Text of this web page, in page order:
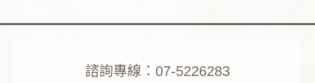
諮詢專線：07-5226283